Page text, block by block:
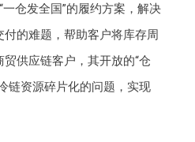
仓发全国”的履约方案，解决
的难题，帮助客户将库存周
供应链客户，其开放的“仓
链资源碎片化的问题，实现